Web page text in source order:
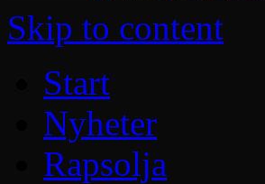
Skip to content
Start
Nyheter
Rapsolja